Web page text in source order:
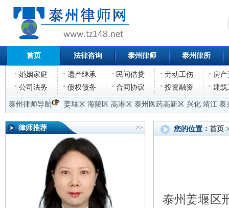
首页 法律咨询 泰州律师 泰州律所
婚姻家庭 遗产继承 民间借贷 劳动工伤
房
公司法务
债权债务 合同协议 投资融资 建筑
泰州律师导航 姜堰区 海陵区 高港区 泰州医药高新区 兴化 靖江 泰
律师推荐 >> 您的位置： 首页
泰州姜堰区